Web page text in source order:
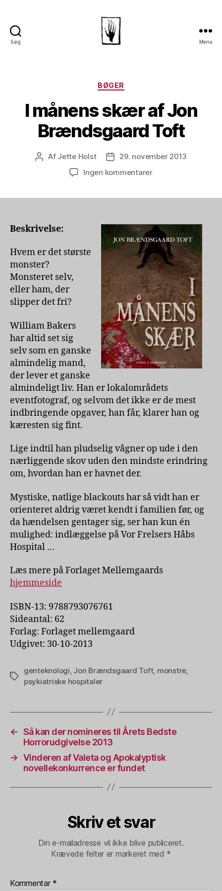
Søg Menu
Kategorier
BØGER
I månens skær af Jon
Brændsgaard Toft
Indlægsforfatter
Af Jette Holst Indlægsdato
29. november 2013
Ingen kommentarertil
Jon
Brændsgaard
Toft
Beskrivelse:
Hvem er det største
monster?
Monsteret selv,
eller ham, der
slipper det fri?
William Bakers
har altid set sig
selv som en ganske
almindelig mand,
der lever et ganske
almindeligt liv. Han er lokalområdets
eventfotograf, og selvom det ikke er de mest
indbringende opgaver, han får, klarer han og
kæresten sig fint.
Lige indtil han pludselig vågner op ude i den
nærliggende skov uden den mindste erindring
om, hvordan han er havnet der.
Mystiske, natlige blackouts har så vidt han er
orienteret aldrig været kendt i familien før, og
da hændelsen gentager sig, ser han kun én
mulighed: indlæggelse på Vor Frelsers Håbs
Hospital …
Læs mere på Forlaget Mellemgaards
hjemmeside
ISBN-13: 9788793076761
Sideantal: 62
Forlag: Forlaget mellemgaard
Udgivet: 30-10-2013
Tags
genteknologi Jon Brændsgaard Toft, monstre
psykiatriske hospitaler
← Så kan der nomineres til Årets Bedste
Horrorudgivelse 2013
→ Vinderen af Valeta og Apokalyptisk
novellekonkurrence er fundet
Skriv et svar
Din e-mailadresse vil ikke blive publiceret.
Krævede felter er markeret med *
Kommentar *